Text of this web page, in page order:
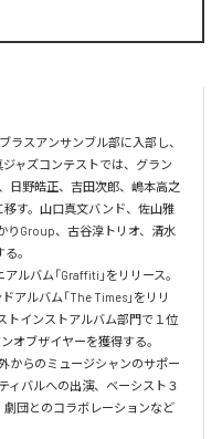
ラスアンサンブル部に入部し、
ャズコンテストでは、グラン
日野皓正、吉田次郎、嶋本高之
す。山口真文バンド、佐山雅
りGroup、古谷淳トリオ、清水
。
ルバム「Graffiti」をリリース。
アルバム「The Times」をリリ
トインストアルバム部門で１位
オブザイヤーを獲得する。
からのミュージシャンのサポー
ィバルへの出演、ベーシスト３
団とのコラボレーションなど